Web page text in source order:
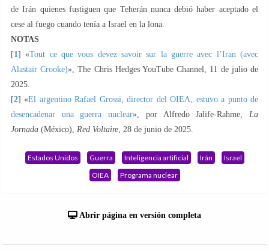
de Irán quienes fustiguen que Teherán nunca debió haber aceptado el
cese al fuego cuando tenía a Israel en la lona.
NOTAS
[1] «Tout ce que vous devez savoir sur la guerre avec l’Iran (avec
Alastair Crooke)», The Chris Hedges YouTube Channel, 11 de julio de
2025.
[2] «El argentino Rafael Grossi, director del OIEA, estuvo a punto de
desencadenar una guerra nuclear», por Alfredo Jalife-Rahme,La
Jornada (México), Red Voltaire, 28 de junio de 2025.
Estados Unidos Guerra Inteligencia artificial Irán
Israel
OIEA
Programa nuclear
Abrir página en versión completa